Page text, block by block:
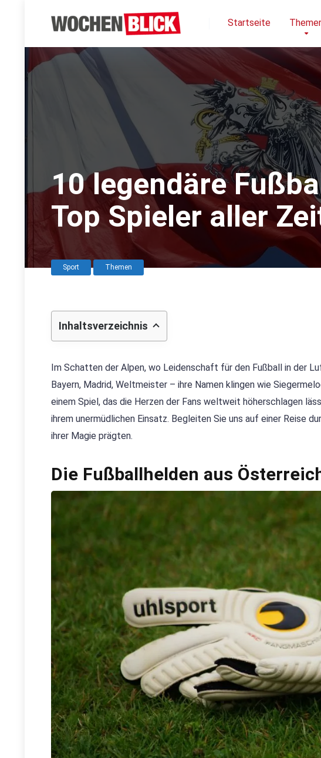
Startseite
10 legendäre
Top Spieler aller
Sport Themen
Inhaltsverzeichnis
Im Schatten der Alpen, wo Leidenschaft für den Fußball in der
Bayern, Madrid, Weltmeister – ihre Namen klingen wie
einem Spiel, das die Herzen der Fans weltweit höherschlagen
ihrem unermüdlichen Einsatz. Begleiten Sie uns auf einer Reise
ihrer Magie prägten.
Die Fußballhelden aus